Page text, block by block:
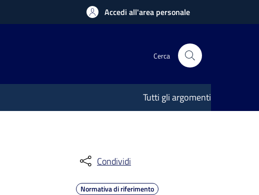
Accedi all'area personale
Cerca
Tutti gli argomenti
Condividi
Normativa di riferimento